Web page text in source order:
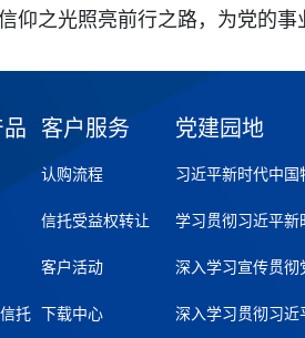
仰之光照亮前行之路，为党的
托
客户服务
认购流程
信托受益权转让
客户活动
下载中心
党建园地
习近平新时代中
学习贯彻习近平
深入学习宣传贯彻
深入学习贯彻习